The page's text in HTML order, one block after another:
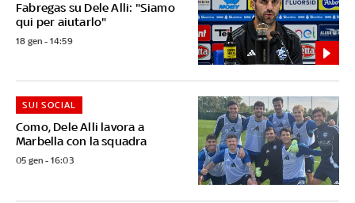
Fabregas su Dele Alli: "Siamo
qui per aiutarlo"
18 gen - 14:59
Como, Dele Alli lavora a
Marbella con la squadra
SUI SOCIAL
05 gen - 16:03